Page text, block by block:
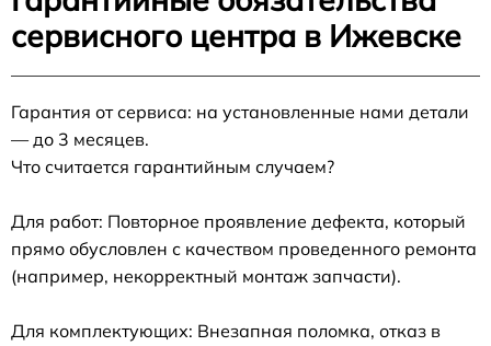
сервисного центра в Ижевске
Гарантия от сервиса: на установленные нами детали
— до 3 месяцев.
Что считается гарантийным случаем?
Для работ: Повторное проявление дефекта, который
прямо обусловлен с качеством проведенного ремонта
(например, некорректный монтаж запчасти).
Для комплектующих: Внезапная поломка, отказ в